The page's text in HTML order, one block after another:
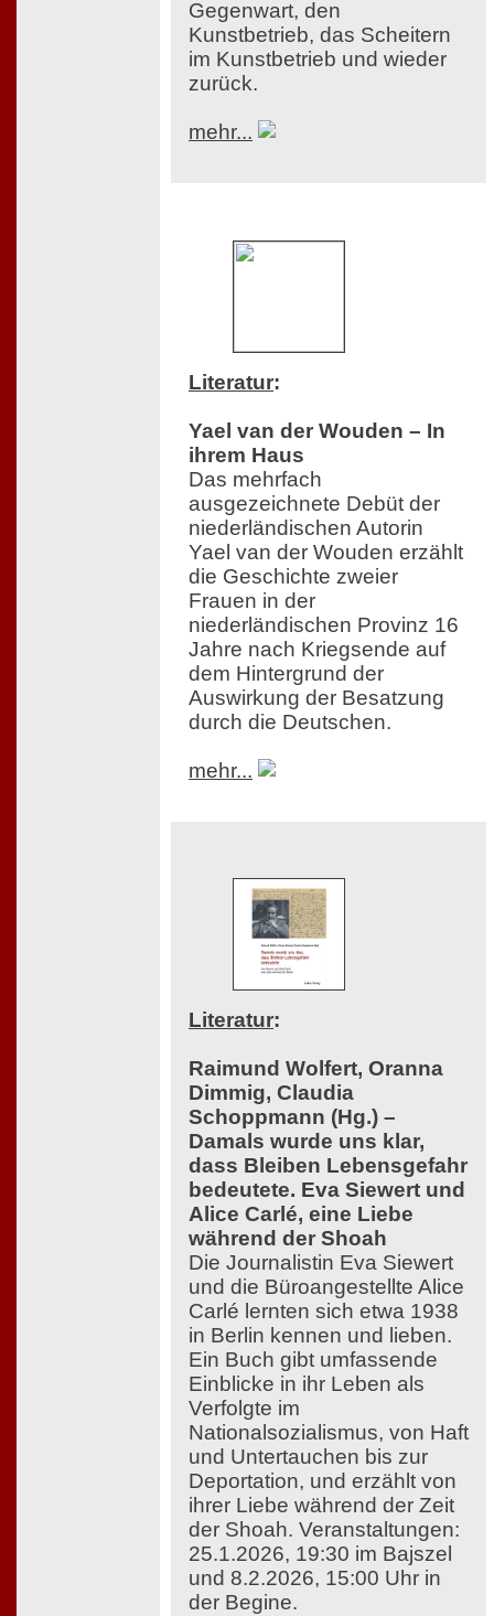
Gegenwart, den
Kunstbetrieb, das Scheitern
im Kunstbetrieb und wieder
zurück.
mehr...
Literatur:
Yael van der Wouden – In
ihrem Haus
Das mehrfach
ausgezeichnete Debüt der
niederländischen Autorin
Yael van der Wouden erzählt
die Geschichte zweier
Frauen in der
niederländischen Provinz 16
Jahre nach Kriegsende auf
dem Hintergrund der
Auswirkung der Besatzung
durch die Deutschen.
mehr...
Literatur:
Raimund Wolfert, Oranna
Dimmig, Claudia
Schoppmann (Hg.) –
Damals wurde uns klar,
dass Bleiben Lebensgefahr
bedeutete. Eva Siewert und
Alice Carlé, eine Liebe
während der Shoah
Die Journalistin Eva Siewert
und die Büroangestellte Alice
Carlé lernten sich etwa 1938
in Berlin kennen und lieben.
Ein Buch gibt umfassende
Einblicke in ihr Leben als
Verfolgte im
Nationalsozialismus, von Haft
und Untertauchen bis zur
Deportation, und erzählt von
ihrer Liebe während der Zeit
der Shoah. Veranstaltungen:
25.1.2026, 19:30 im Bajszel
und 8.2.2026, 15:00 Uhr in
der Begine.